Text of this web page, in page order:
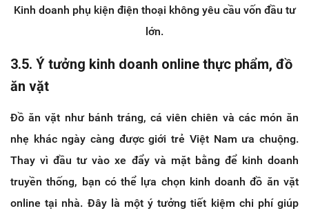
Kinh doanh phụ kiện điện thoại không yêu cầu vốn đầu tư
lớn.
3.5. Ý tưởng kinh doanh online thực phẩm, đồ
ăn vặt
Đồ ăn vặt như bánh tráng, cá viên chiên và các món ăn
nhẹ khác ngày càng được giới trẻ Việt Nam ưa chuộng.
Thay vì đầu tư vào xe đẩy và mặt bằng để kinh doanh
truyền thống, bạn có thể lựa chọn kinh doanh đồ ăn vặt
online tại nhà. Đây là một ý tưởng tiết kiệm chi phí giúp